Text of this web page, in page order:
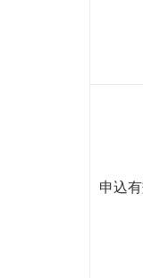
申込